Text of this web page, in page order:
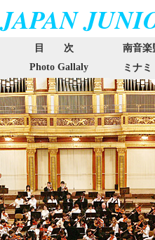
JAPAN
目 次 南音楽
Photo Gallaly ミナ